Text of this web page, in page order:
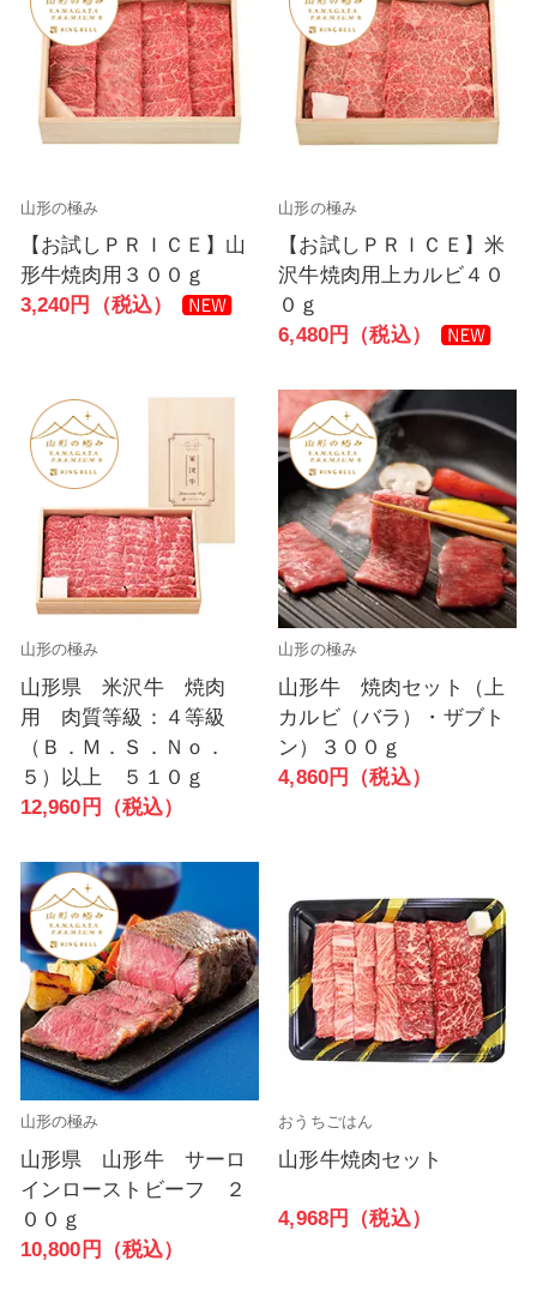
山形の極み
【お試しＰＲＩＣＥ】山
形牛焼肉用３００ｇ
3,240円（税込）
山形の極み
【お試しＰＲＩＣＥ】米
沢牛焼肉用上カルビ４０
０ｇ
6,480円（税込）
山形の極み
山形県 米沢牛 焼肉
用 肉質等級：４等級
（Ｂ．Ｍ．Ｓ．Ｎｏ．
５）以上 ５１０ｇ
12,960円（税込）
山形の極み
山形牛 焼肉セット（上
カルビ（バラ）・ザブト
ン）３００ｇ
4,860円（税込）
山形の極み
山形県 山形牛 サーロ
インローストビーフ ２
００ｇ
10,800円（税込）
おうちごはん
山形牛焼肉セット
4,968円（税込）